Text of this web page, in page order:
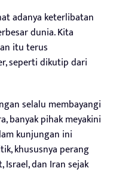
adanya keterlibatan
dunia. Kita
itu terus
seperti dikutip dari
selalu membayangi
banyak pihak meyakini
kunjungan ini
khususnya perang
Israel, dan Iran sejak